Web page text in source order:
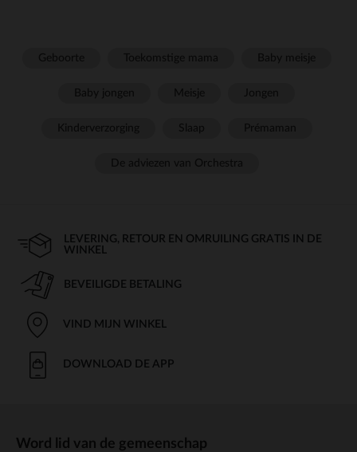
LEVERING, RETOUR EN OMRUILING GRATIS IN DE
WINKEL
BEVEILIGDE BETALING
VIND MIJN WINKEL
DOWNLOAD DE APP
Word lid van de gemeenschap